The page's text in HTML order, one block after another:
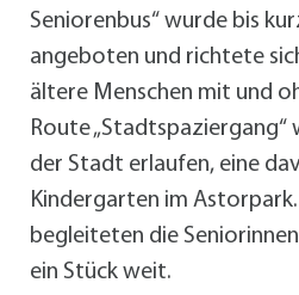
Seniorenbus“ wurde bis
angeboten und richtete
ältere Menschen mit und
Route
der Stadt erlaufen, eine
Kindergarten im
begleiteten die
ein Stück weit.